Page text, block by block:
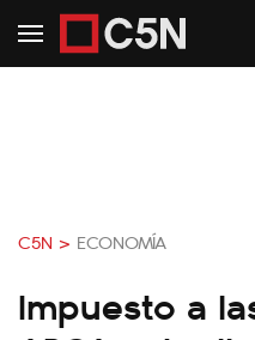
C5N > ECONOMÍA
Impuesto a